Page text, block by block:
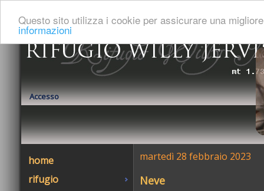
Questo sito utilizza i cookie per assicurare una
informazioni
Accesso
home
rifugio
martedì 28 febbraio 2023
Neve